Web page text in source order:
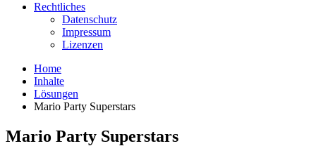
Rechtliches
Datenschutz
Impressum
Lizenzen
Home
Inhalte
Lösungen
Mario Party Superstars
Mario Party Superstars